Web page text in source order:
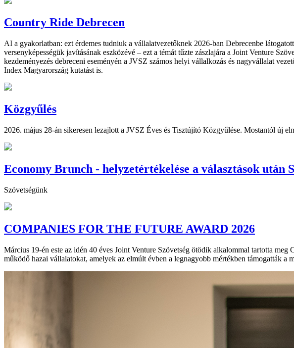
Country Ride Debrecen
AI a gyakorlatban: ezt érdemes tudniuk a vállalatvezetőknek 2026-ban Debrecenbe
versenyképességük javításának eszközévé – ezt a témát tűzte zászlajára a Joint Venture
kezdeményezés debreceni eseményén a JVSZ számos helyi vállalkozás és nagyvállalat
Index Magyarország kutatást is.
Közgyűlés
2026. május 28-án sikeresen lezajlott a JVSZ Éves és Tisztújító Közgyűlése. Mostantól új
Economy Brunch - helyzetértékelése a választások után
Szövetségünk
COMPANIES FOR THE FUTURE AWARD 2026
Március 19-én este az idén 40 éves Joint Venture Szövetség ötödik alkalommal tartotta
működő hazai vállalatokat, amelyek az elmúlt évben a legnagyobb mértékben támogatták a